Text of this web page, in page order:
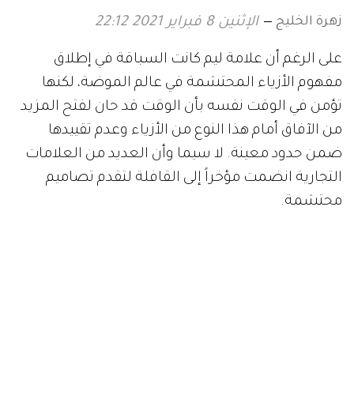
زهرة الخليج الإثنين 8 فبراير 2021 22:12
على الرغم أن علامة ليم كانت السباقة في إطلاق
مفهوم الأزياء المحتشمة في عالم الموضة، لكنها
تؤمن في الوقت نفسه بأن الوقت قد حان لفتح المزيد
من الآفاق أمام هذا النوع من الأزياء وعدم تقييدها
ضمن حدود معينة. لا سيما وأن العديد من العلامات
التجارية انضمت مؤخراً إلى القافلة لتقدم تصاميم
محتشمة.